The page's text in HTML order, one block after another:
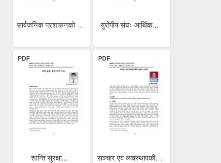
सार्वजनिक प्रशासनको एक... युरोपीय संघः आर्थिक...
PDF
शान्ति सुरक्षा...
PDF
सञ्चार एवं व्यवस्थापकीय...